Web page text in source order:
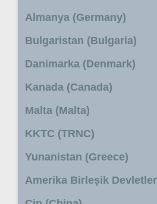
Almanya (Germany)
Bulgaristan (Bulgaria)
Danimarka (Denmark)
Kanada (Canada)
Malta (Malta)
KKTC (TRNC)
Yunanistan (Greece)
Amerika Birleşik